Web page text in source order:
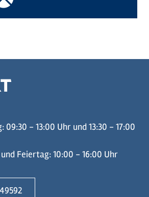
09:30 - 13:00 Uhr und 13:30 - 17:00
Feiertag: 10:00 - 16:00 Uhr